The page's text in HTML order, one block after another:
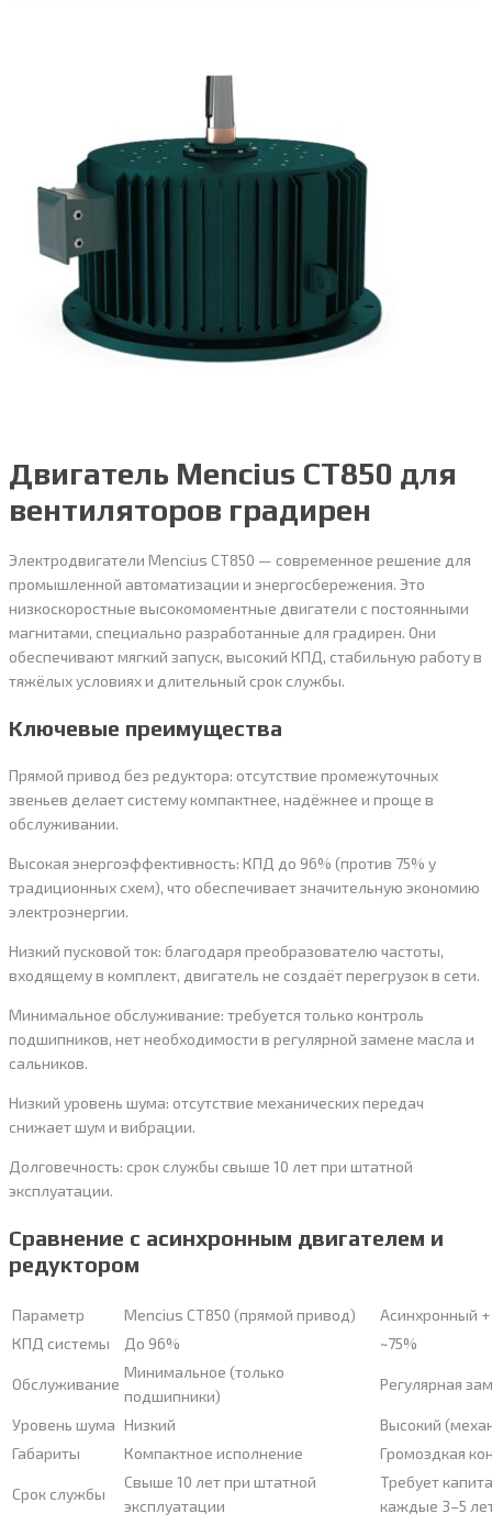
Двигатель Mencius CT850 для
вентиляторов градирен
Электродвигатели Mencius CT850 — современное решение для
промышленной автоматизации и энергосбережения. Это
низкоскоростные высокомоментные двигатели с постоянными
магнитами, специально разработанные для градирен. Они
обеспечивают мягкий запуск, высокий КПД, стабильную работу в
тяжёлых условиях и длительный срок службы.
Ключевые преимущества
Прямой привод без редуктора: отсутствие промежуточных
звеньев делает систему компактнее, надёжнее и проще в
обслуживании.
Высокая энергоэффективность: КПД до 96% (против 75% у
традиционных схем), что обеспечивает значительную экономию
электроэнергии.
Низкий пусковой ток: благодаря преобразователю частоты,
входящему в комплект, двигатель не создаёт перегрузок в сети.
Минимальное обслуживание: требуется только контроль
подшипников, нет необходимости в регулярной замене масла и
сальников.
Низкий уровень шума: отсутствие механических передач
снижает шум и вибрации.
Долговечность: срок службы свыше 10 лет при штатной
эксплуатации.
Сравнение с асинхронным двигателем и
редуктором
Параметр Mencius CT850 (прямой привод)
Асинхронный
КПД системы
До 96% ~75%
Обслуживание
Минимальное (только
подшипники)
Регулярная
Уровень шума Низкий
Высокий
Габариты
Компактное исполнение Громоздкая
Срок службы
Свыше 10 лет при штатной
эксплуатации
Требует
каждые 3–5